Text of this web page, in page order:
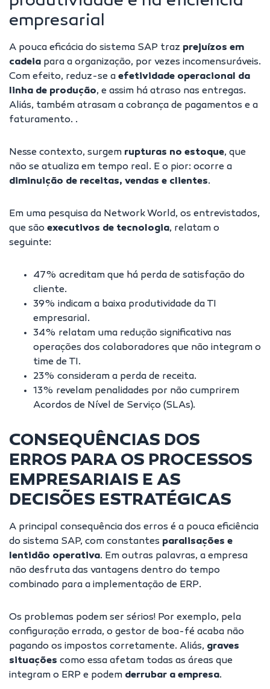
empresarial
A pouca eficácia do sistema SAP traz prejuízos em
cadeia para a organização, por vezes incomensuráveis.
Com efeito, reduz-se a efetividade operacional da
linha de produção, e assim há atraso nas entregas.
Aliás, também atrasam a cobrança de pagamentos e a
faturamento. .
Nesse contexto, surgem rupturas no estoque, que
não se atualiza em tempo real. E o pior: ocorre a
diminuição de receitas, vendas e clientes.
Em uma pesquisa da Network World, os entrevistados,
que são executivos de tecnologia, relatam o
seguinte:
47% acreditam que há perda de satisfação do
cliente.
39% indicam a baixa produtividade da TI
empresarial.
34% relatam uma redução significativa nas
operações dos colaboradores que não integram o
time de TI.
23% consideram a perda de receita.
13% revelam penalidades por não cumprirem
Acordos de Nível de Serviço (SLAs).
CONSEQUÊNCIAS DOS
ERROS PARA OS PROCESSOS
EMPRESARIAIS E AS
DECISÕES ESTRATÉGICAS
A principal consequência dos erros é a pouca eficiência
do sistema SAP, com constantes paralisações e
lentidão operativa. Em outras palavras, a empresa
não desfruta das vantagens dentro do tempo
combinado para a implementação de ERP.
Os problemas podem ser sérios! Por exemplo, pela
configuração errada, o gestor de boa-fé acaba não
pagando os impostos corretamente. Aliás, graves
situações como essa afetam todas as áreas que
integram o ERP e podem derrubar a empresa.